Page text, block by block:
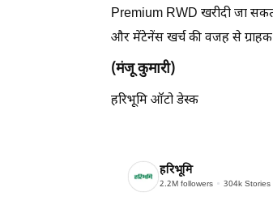
Premium RWD खरीदी जा
और मेंटेनेंस खर्च की वजह से
(मंजू कुमारी)
हरिभूमि ऑटो डेस्क
हरिभूमि
2.2M followers 304k Stories